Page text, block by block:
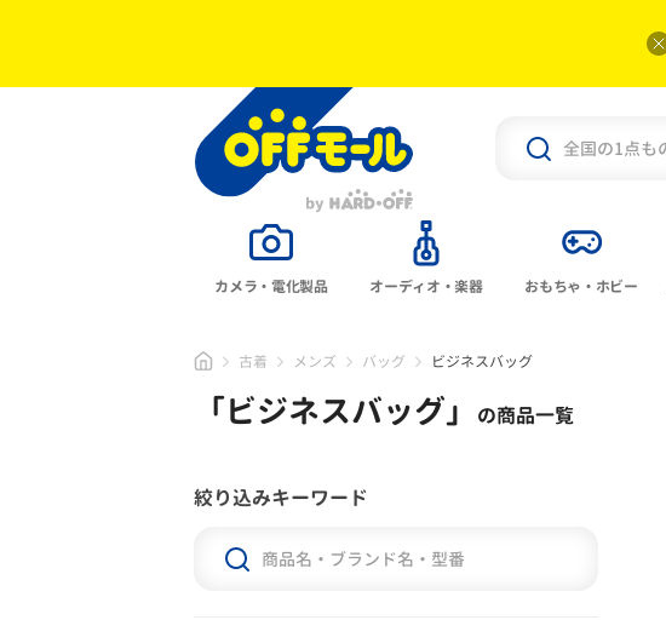
カメラ・電化製品 オーディオ・楽器 おもちゃ・ホビー
古着 メンズ バッグ ビジネスバッグ
「ビジネスバッグ」 の商品一覧
絞り込みキーワード